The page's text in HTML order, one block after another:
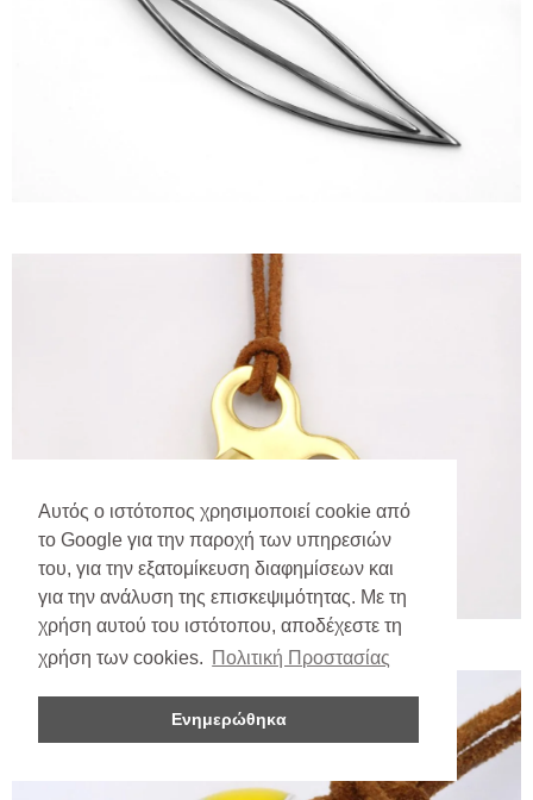
Αυτός ο ιστότοπος χρησιμοποιεί cookie από
το Google για την παροχή των υπηρεσιών
του, για την εξατομίκευση διαφημίσεων και
για την ανάλυση της επισκεψιμότητας. Με τη
χρήση αυτού του ιστότοπου, αποδέχεστε τη
χρήση των cookies. Πολιτική Προστασίας
Ενημερώθηκα